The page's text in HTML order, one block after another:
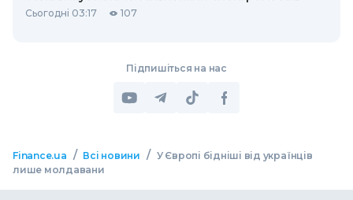
Сьогодні 03:17 107
Підпишіться на нас
Finance.ua / Всі новини / У Європі бідніші від українців
лише молдавани